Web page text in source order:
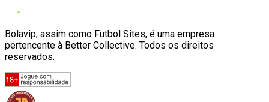
Bolavip, assim como Futbol Sites, é uma empresa
pertencente à Better Collective. Todos os direitos
reservados.